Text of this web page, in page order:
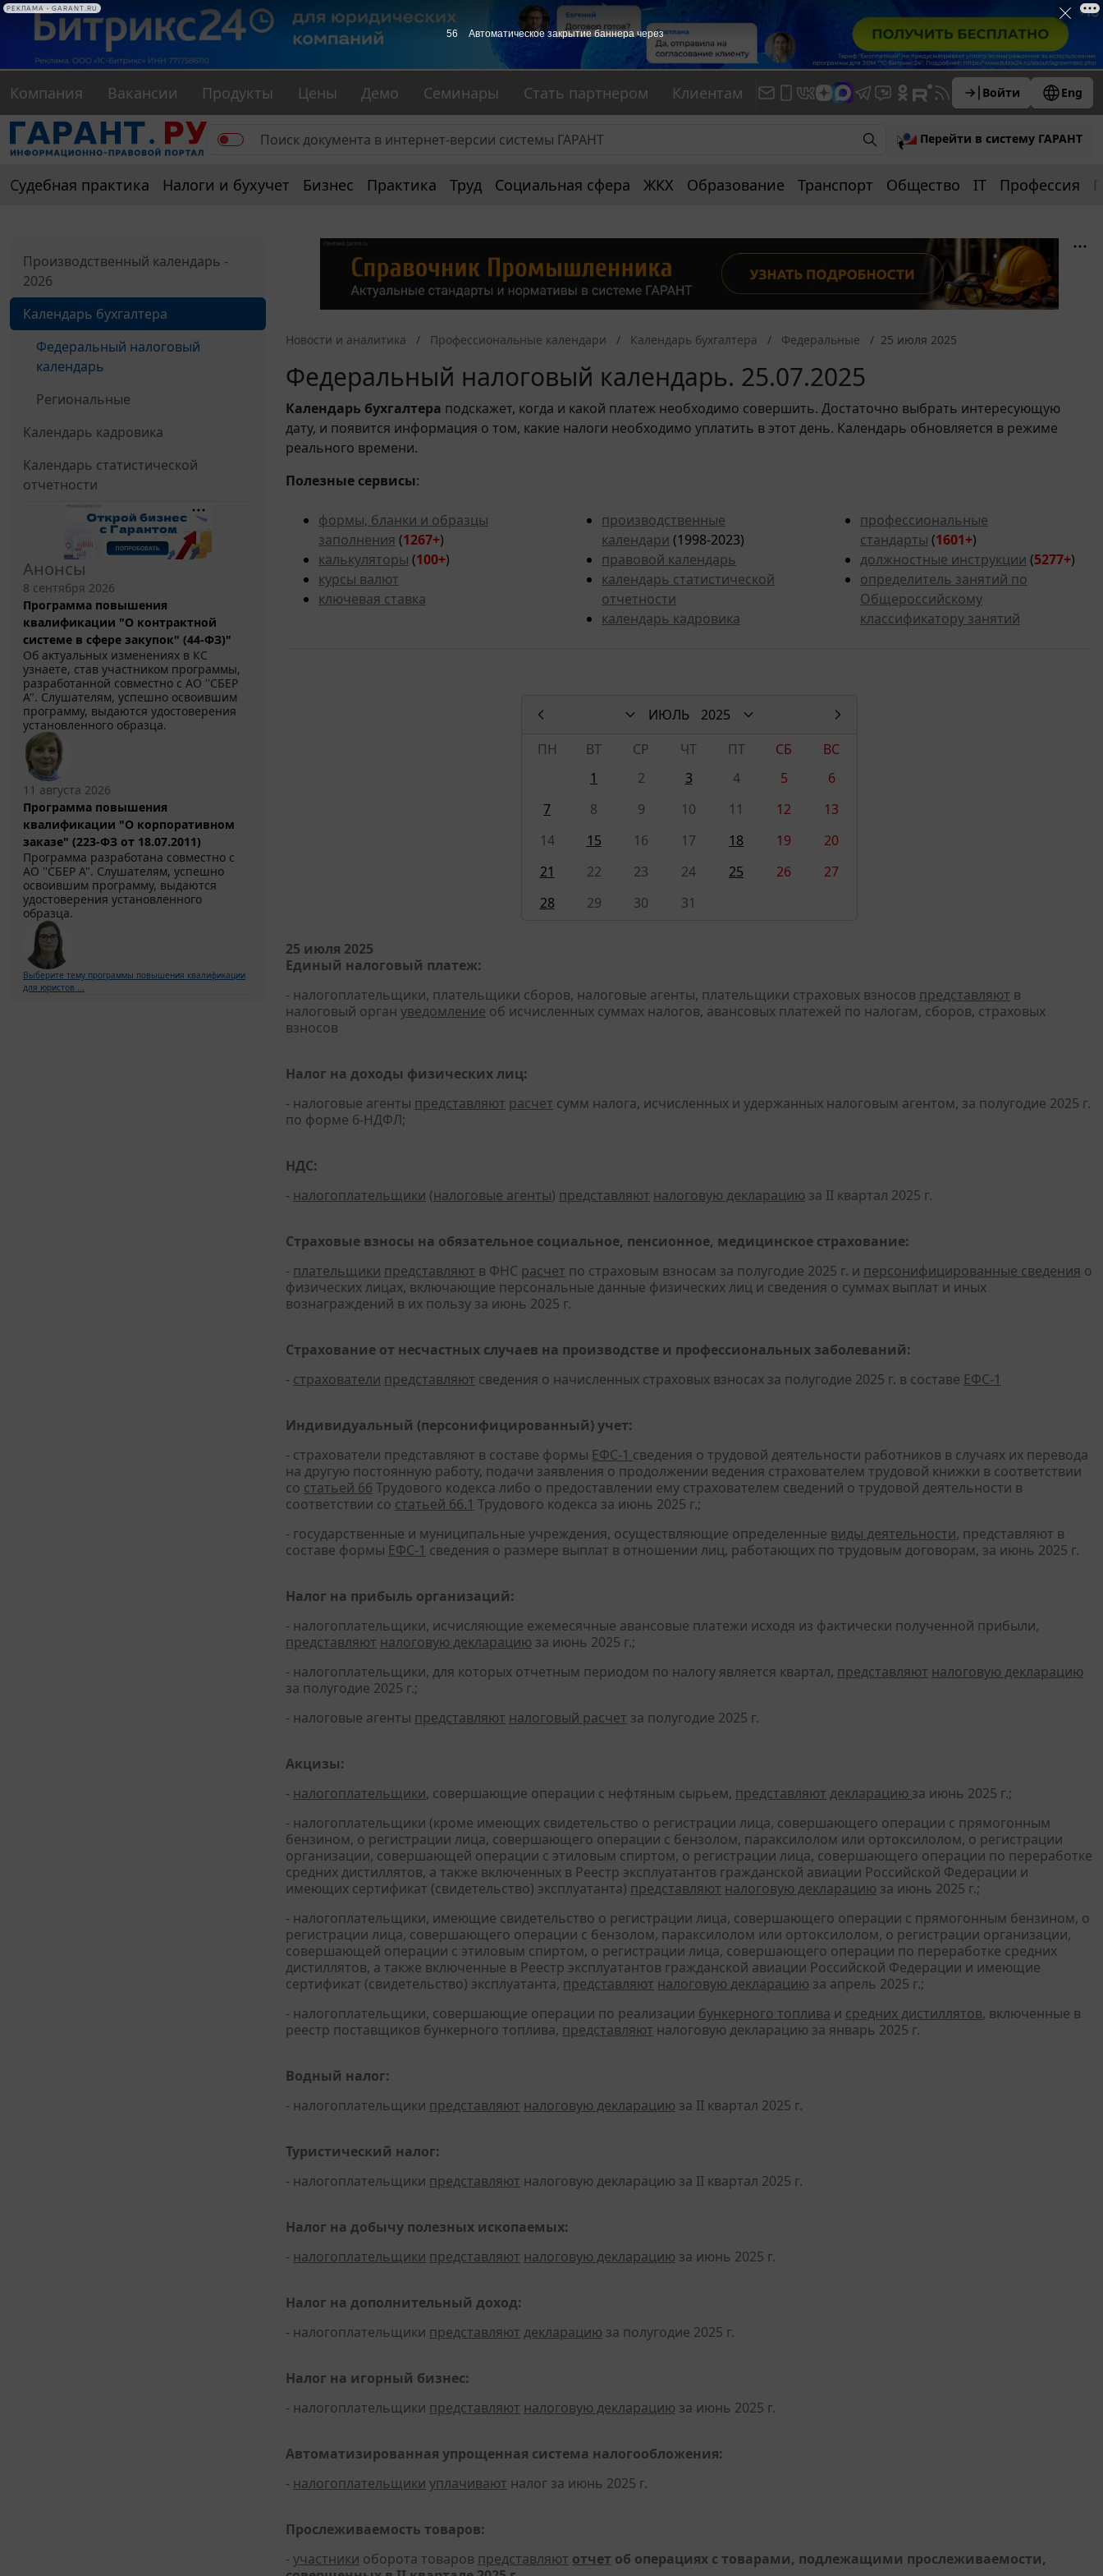
Компания Вакансии Продукты Цены Демо Семинары Стать партнером Клиентам Войти Eng
Перейти в систему ГАРАНТ
Судебная практика Налоги и бухучет Бизнес Практика Труд Социальная сфера ЖКХ Образование Транспорт Общество IT Профессия
Производственный календарь -
2026
Календарь бухгалтера
Федеральный налоговый
календарь
Региональные
Календарь кадровика
Календарь статистической
отчетности
Анонсы
8 сентября 2026
Программа повышения
квалификации "О контрактной
системе в сфере закупок" (44-ФЗ)"
Об актуальных изменениях в КС
узнаете, став участником программы,
разработанной совместно с АО ''СБЕР
А". Слушателям, успешно освоившим
программу, выдаются удостоверения
установленного образца.
11 августа 2026
Программа повышения
квалификации "О корпоративном
заказе" (223-ФЗ от 18.07.2011)
Программа разработана совместно с
АО ''СБЕР А". Слушателям, успешно
освоившим программу, выдаются
удостоверения установленного
образца.
Выберите тему программы повышения квалификации
для юристов ...
Новости и аналитика Профессиональные календари Календарь бухгалтера Федеральные 25 июля 2025
Федеральный налоговый календарь. 25.07.2025
Календарь бухгалтера подскажет, когда и какой платеж необходимо совершить. Достаточно выбрать интересующую
дату, и появится информация о том, какие налоги необходимо уплатить в этот день. Календарь обновляется в режиме
реального времени.
Полезные сервисы:
формы, бланки и образцы
заполнения (1267+)
калькуляторы (100+)
курсы валют
ключевая ставка
производственные
календари (1998-2023)
правовой календарь
календарь статистической
отчетности
календарь кадровика
профессиональные
стандарты (1601+)
должностные инструкции (5277+)
определитель занятий по
Общероссийскому
классификатору занятий
ИЮЛЬ
2025
ПН
ВТ СР ЧТ ПТ СБ
ВС
1
2 3 4 5
6
7
8 9 10 11 12
13
14
15 16 17 18 19
20
21
22 23 24 25 26
27
28
29 30 31
25 июля 2025
Единый налоговый платеж:
- налогоплательщики, плательщики сборов, налоговые агенты, плательщики страховых взносов представляют в
налоговый орган уведомление об исчисленных суммах налогов, авансовых платежей по налогам, сборов, страховых
взносов
Налог на доходы физических лиц:
- налоговые агенты представляют расчет сумм налога, исчисленных и удержанных налоговым агентом, за полугодие 2025 г.
по форме 6-НДФЛ;
НДС:
- налогоплательщики (налоговые агенты) представляют налоговую декларацию за II квартал 2025 г.
Страховые взносы на обязательное социальное, пенсионное, медицинское страхование:
- плательщики представляют в ФНС расчет по страховым взносам за полугодие 2025 г. и персонифицированные сведения о
физических лицах, включающие персональные данные физических лиц и сведения о суммах выплат и иных
вознаграждений в их пользу за июнь 2025 г.
Страхование от несчастных случаев на производстве и профессиональных заболеваний:
- страхователи представляют сведения о начисленных страховых взносах за полугодие 2025 г. в составе ЕФС-1
Индивидуальный (персонифицированный) учет:
- страхователи представляют в составе формы ЕФС-1 сведения о трудовой деятельности работников в случаях их перевода
на другую постоянную работу, подачи заявления о продолжении ведения страхователем трудовой книжки в соответствии
со статьей 66 Трудового кодекса либо о предоставлении ему страхователем сведений о трудовой деятельности в
соответствии со статьей 66.1 Трудового кодекса за июнь 2025 г.;
- государственные и муниципальные учреждения, осуществляющие определенные виды деятельности, представляют в
составе формы ЕФС-1 сведения о размере выплат в отношении лиц, работающих по трудовым договорам, за июнь 2025 г.
Налог на прибыль организаций:
- налогоплательщики, исчисляющие ежемесячные авансовые платежи исходя из фактически полученной прибыли,
представляют налоговую декларацию за июнь 2025 г.;
- налогоплательщики, для которых отчетным периодом по налогу является квартал, представляют налоговую декларацию
за полугодие 2025 г.;
- налоговые агенты представляют налоговый расчет за полугодие 2025 г.
Акцизы:
- налогоплательщики, совершающие операции с нефтяным сырьем, представляют декларацию за июнь 2025 г.;
- налогоплательщики (кроме имеющих свидетельство о регистрации лица, совершающего операции с прямогонным
бензином, о регистрации лица, совершающего операции с бензолом, параксилолом или ортоксилолом, о регистрации
организации, совершающей операции с этиловым спиртом, о регистрации лица, совершающего операции по переработке
средних дистиллятов, а также включенных в Реестр эксплуатантов гражданской авиации Российской Федерации и
имеющих сертификат (свидетельство) эксплуатанта) представляют налоговую декларацию за июнь 2025 г.;
- налогоплательщики, имеющие свидетельство о регистрации лица, совершающего операции с прямогонным бензином, о
регистрации лица, совершающего операции с бензолом, параксилолом или ортоксилолом, о регистрации организации,
совершающей операции с этиловым спиртом, о регистрации лица, совершающего операции по переработке средних
дистиллятов, а также включенные в Реестр эксплуатантов гражданской авиации Российской Федерации и имеющие
сертификат (свидетельство) эксплуатанта, представляют налоговую декларацию за апрель 2025 г.;
- налогоплательщики, совершающие операции по реализации бункерного топлива и средних дистиллятов, включенные в
реестр поставщиков бункерного топлива, представляют налоговую декларацию за январь 2025 г.
Водный налог:
- налогоплательщики представляют налоговую декларацию за II квартал 2025 г.
Туристический налог:
- налогоплательщики представляют налоговую декларацию за II квартал 2025 г.
Налог на добычу полезных ископаемых:
- налогоплательщики представляют налоговую декларацию за июнь 2025 г.
Налог на дополнительный доход:
- налогоплательщики представляют декларацию за полугодие 2025 г.
Налог на игорный бизнес:
- налогоплательщики представляют налоговую декларацию за июнь 2025 г.
Автоматизированная упрощенная система налогообложения:
- налогоплательщики уплачивают налог за июнь 2025 г.
Прослеживаемость товаров:
- участники оборота товаров представляют отчет об операциях с товарами, подлежащими прослеживаемости,
55 Автоматическое закрытие баннера через
РЕКЛАМА • GARANT.RU